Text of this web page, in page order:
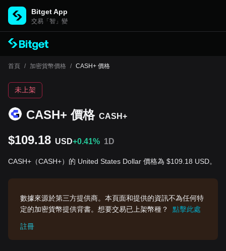
Bitget App
交易「智」變
首頁 / 加密貨幣價格 / CASH+ 價格
CASH+ 價格 CASH+
未上架
$109.18 USD+0.41% 1D
CASH+（CASH+）的 United States Dollar 價格為 $109.18 USD。
數據來源於第三方提供商。本頁面和提供的資訊不為任何特
定的加密貨幣提供背書。想要交易已上架幣種？
點擊此處
註冊